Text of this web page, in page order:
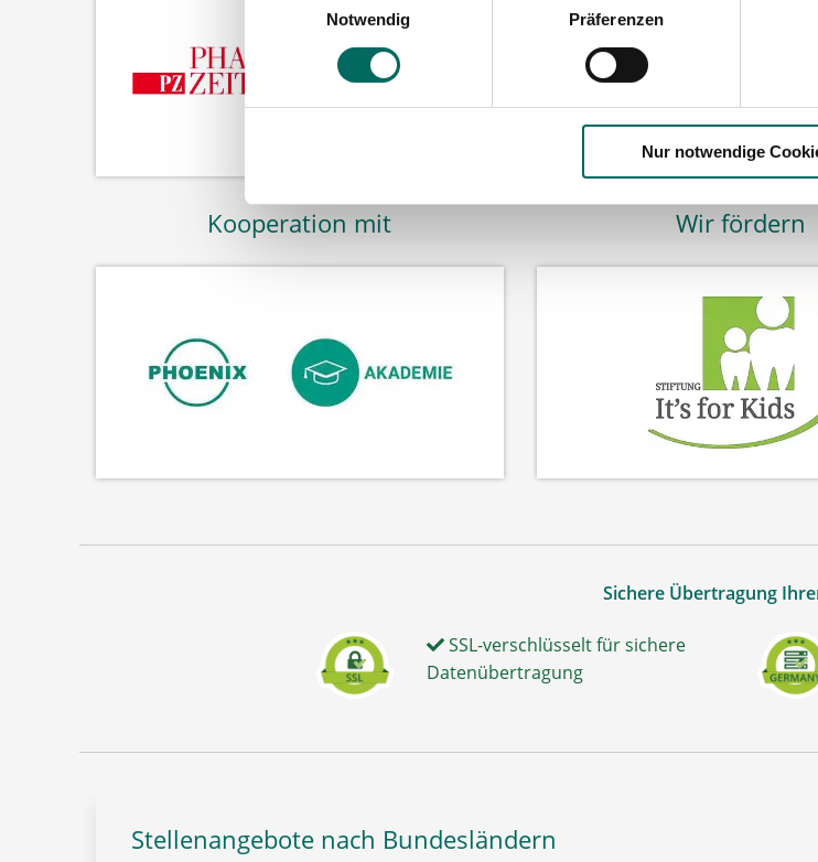
Notwendig
Präferenzen
Nur notwendige
Kooperation mit Wir fördern
Sichere Übertragung
SSL-verschlüsselt für sichere
Datenübertragung
Stellenangebote nach Bundesländern